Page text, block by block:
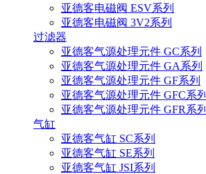
亚德客电磁阀 ESV系列
亚德客电磁阀 3V2系列
过滤器
亚德客气源处理元件 GC系列
亚德客气源处理元件 GA系列
亚德客气源处理元件 GF系列
亚德客气源处理元件 GFC系列
亚德客气源处理元件 GFR系列
气缸
亚德客气缸 SC系列
亚德客气缸 SE系列
亚德客气缸 JSI系列